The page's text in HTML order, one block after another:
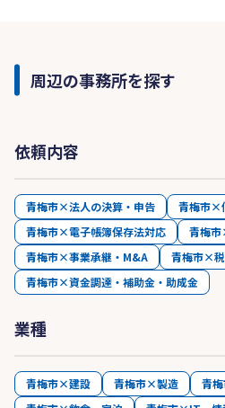
周辺の事務所を探す
依頼内容
青梅市×法人の決算・申告
青梅市×
青梅市×電子帳簿保存法対応
青梅
青梅市×事業承継・M&A
青梅市×
青梅市×資金調達・補助金・助成金
業種
青梅市×建設 青梅市×製造 青